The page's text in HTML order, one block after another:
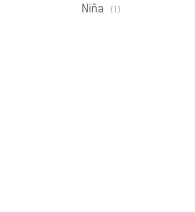
Niña (1)